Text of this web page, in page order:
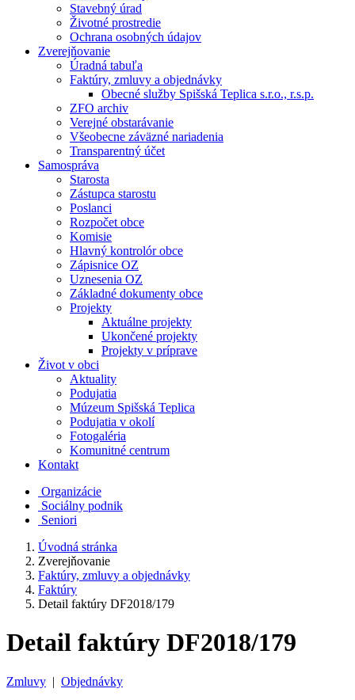
Stavebný úrad
Životné prostredie
Ochrana osobných údajov
Zverejňovanie
Úradná tabuľa
Faktúry, zmluvy a objednávky
Obecné služby Spišská Teplica s.r.o., r.s.p.
ZFO archiv
Verejné obstarávanie
Všeobecne záväzné nariadenia
Transparentný účet
Samospráva
Starosta
Zástupca starostu
Poslanci
Rozpočet obce
Komisie
Hlavný kontrolór obce
Zápisnice OZ
Uznesenia OZ
Základné dokumenty obce
Projekty
Aktuálne projekty
Ukončené projekty
Projekty v príprave
Život v obci
Aktuality
Podujatia
Múzeum Spišská Teplica
Podujatia v okolí
Fotogaléria
Komunitné centrum
Kontakt
Organizácie
Sociálny podnik
Seniori
Úvodná stránka
Zverejňovanie
Faktúry, zmluvy a objednávky
Faktúry
Detail faktúry DF2018/179
Detail faktúry DF2018/179
Zmluvy | Objednávky